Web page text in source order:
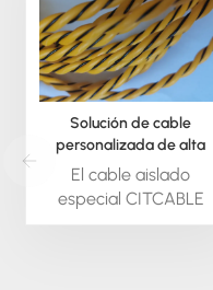
Solución de cable
personalizada de alta
temperatura para desafíos
difíciles.
El cable aislado
especial CITCABLE
está disponible bajo